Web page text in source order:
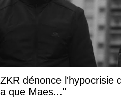
ZKR dénonce l'hypocrisie
a que Maes..."